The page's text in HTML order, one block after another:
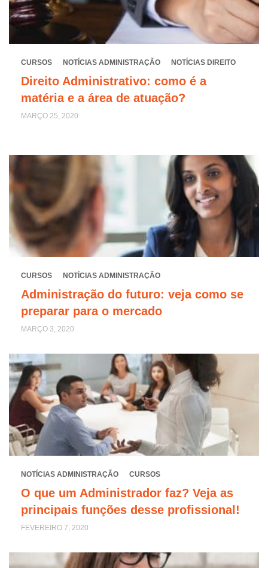
CURSOS NOTÍCIAS ADMINISTRAÇÃO NOTÍCIAS DIREITO
Direito Administrativo: como é a
matéria e a área de atuação?
MARÇO 25, 2020
CURSOS NOTÍCIAS ADMINISTRAÇÃO
Administração do futuro: veja como se
preparar para o mercado
MARÇO 3, 2020
NOTÍCIAS ADMINISTRAÇÃO CURSOS
O que um Administrador faz? Veja as
principais funções desse profissional!
FEVEREIRO 7, 2020